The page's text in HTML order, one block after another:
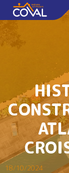
18/10/2024